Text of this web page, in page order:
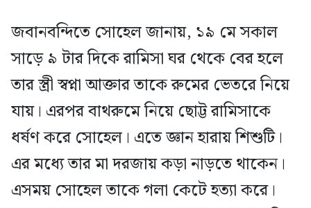
জবানবন্দিতে সোহেল জানায়, ১৯ মে সকাল
সাড়ে ৯ টার দিকে রামিসা ঘর থেকে বের হলে
তার স্ত্রী স্বপ্না আক্তার তাকে রুমের ভেতরে নিয়ে
যায়। এরপর বাথরুমে নিয়ে ছোট্ট রামিসাকে
ধর্ষণ করে সোহেল। এতে জ্ঞান হারায় শিশুটি।
এর মধ্যে তার মা দরজায় কড়া নাড়তে থাকেন।
এসময় সোহেল তাকে গলা কেটে হত্যা করে।